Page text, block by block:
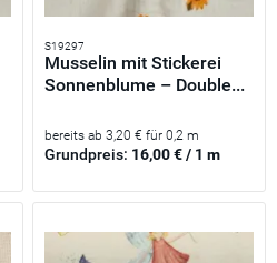
S19297
Musselin mit Stickerei
Sonnenblume – Double...
bereits ab 3,20 € für 0,2 m
Grundpreis: 16,00 € / 1 m